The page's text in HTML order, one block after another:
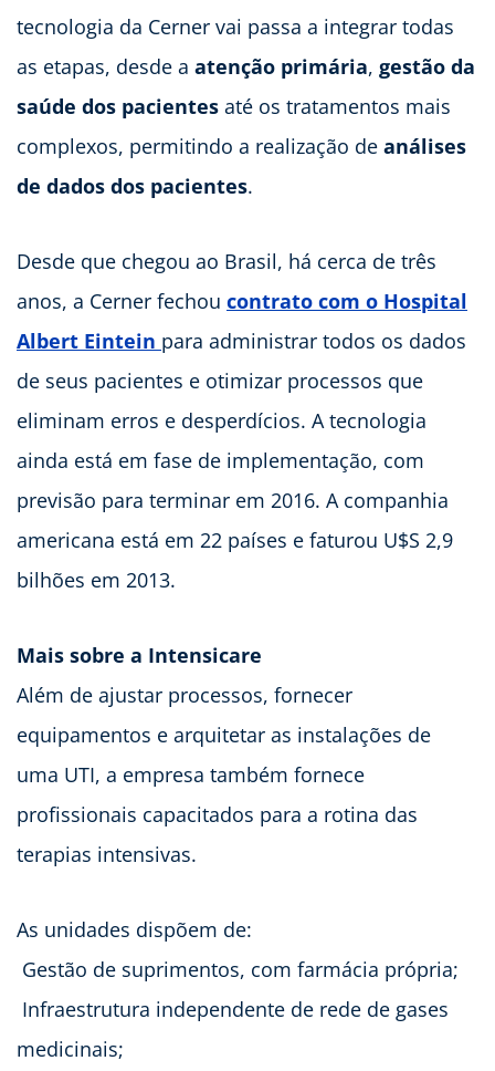
tecnologia da Cerner vai passa a integrar todas
as etapas, desde a atenção primária, gestão da
saúde dos pacientes até os tratamentos mais
complexos, permitindo a realização de análises
de dados dos pacientes.
Desde que chegou ao Brasil, há cerca de três
anos, a Cerner fechou contrato com o Hospital
Albert Eintein para administrar todos os dados
de seus pacientes e otimizar processos que
eliminam erros e desperdícios. A tecnologia
ainda está em fase de implementação, com
previsão para terminar em 2016. A companhia
americana está em 22 países e faturou U$S 2,9
bilhões em 2013.
Mais sobre a Intensicare
Além de ajustar processos, fornecer
equipamentos e arquitetar as instalações de
uma UTI, a empresa também fornece
profissionais capacitados para a rotina das
terapias intensivas.
As unidades dispõem de:
 Gestão de suprimentos, com farmácia própria;
 Infraestrutura independente de rede de gases
medicinais;